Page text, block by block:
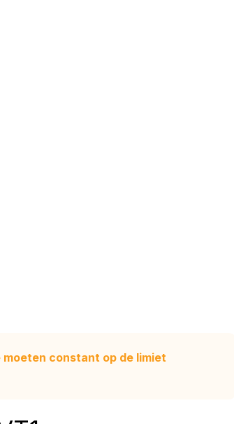
constant op de limiet